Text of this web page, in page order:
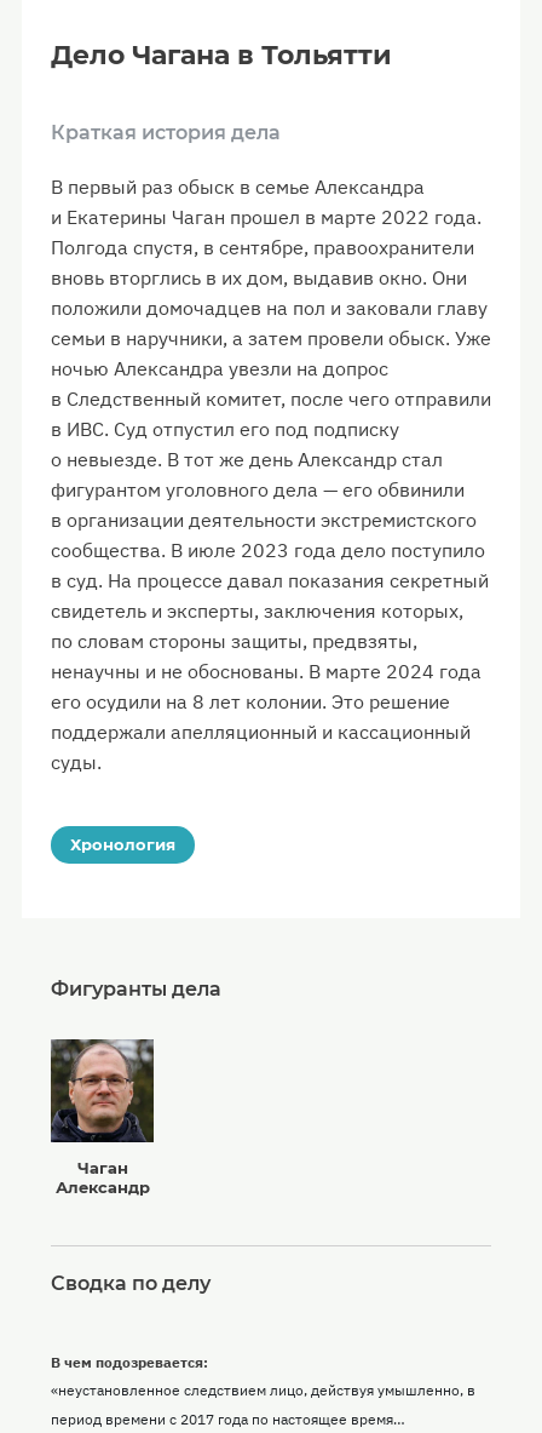
Дело Чагана в Тольятти
Краткая история дела
В первый раз обыск в семье Александра
и Екатерины Чаган прошел в марте 2022 года.
Полгода спустя, в сентябре, правоохранители
вновь вторглись в их дом, выдавив окно. Они
положили домочадцев на пол и заковали главу
семьи в наручники, а затем провели обыск. Уже
ночью Александра увезли на допрос
в Следственный комитет, после чего отправили
в ИВС. Суд отпустил его под подписку
о невыезде. В тот же день Александр стал
фигурантом уголовного дела — его обвинили
в организации деятельности экстремистского
сообщества. В июле 2023 года дело поступило
в суд. На процессе давал показания секретный
свидетель и эксперты, заключения которых,
по словам стороны защиты, предвзяты,
ненаучны и не обоснованы. В марте 2024 года
его осудили на 8 лет колонии. Это решение
поддержали апелляционный и кассационный
суды.
Хронология
Фигуранты дела
Чаган
Александр
Сводка по делу
В чем подозревается:
«неустановленное следствием лицо, действуя умышленно, в
период времени с 2017 года по настоящее время…